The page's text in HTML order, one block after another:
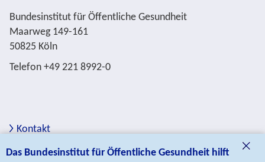
Bundesinstitut für Öffentliche Gesundheit
Maarweg 149-161
50825 Köln
Telefon +49 221 8992-0
Kontakt
BIÖG Shop
Das Bundesinstitut für Öffentliche Gesundheit hilft